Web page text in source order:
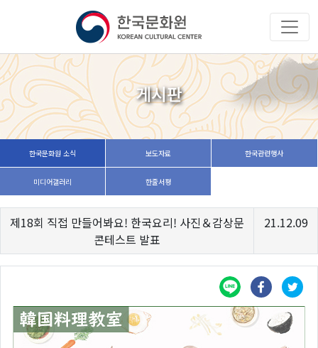
게시판
한국문화원 소식 보도자료 한국관련행사
미디어갤러리 한줄서평
제18회 직접 만들어봐요! 한국요리! 사진＆감상문
콘테스트 발표
21.12.09